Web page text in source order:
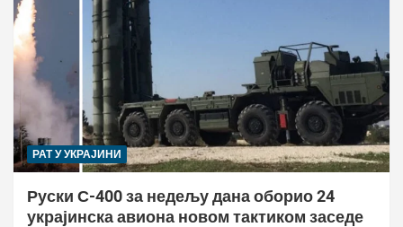
РАТ У УКРАЈИНИ
Руски С-400 за недељу дана оборио 24
украјинска авиона новом тактиком заседе